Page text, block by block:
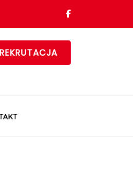
REKRUTACJA